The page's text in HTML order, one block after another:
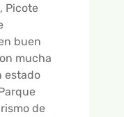
Picote
buen
mucha
estado
de